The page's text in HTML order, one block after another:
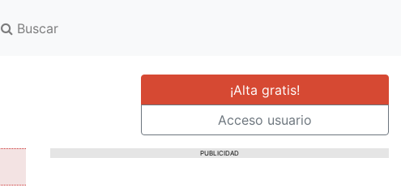
Buscar
¡Alta gratis!
Acceso usuario
PUBLICIDAD